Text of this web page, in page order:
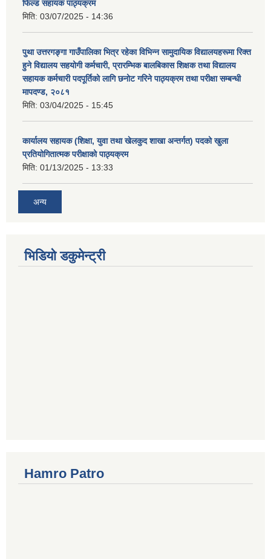
फिल्ड सहायक पाठ्यक्रम
मिति: 03/07/2025 - 14:36
पुथा उत्तरगङ्गा गाउँपालिका भित्र रहेका विभिन्न सामुदायिक विद्यालयहरूमा रिक्त
हुने विद्यालय सहयोगी कर्मचारी, प्रारम्भिक बालबिकास शिक्षक तथा विद्यालय
सहायक कर्मचारी पदपूर्तिको लागि छनोट गरिने पाठ्यक्रम तथा परीक्षा सम्बन्धी
मापदण्ड, २०८१
मिति: 03/04/2025 - 15:45
कार्यालय सहायक (शिक्षा, युवा तथा खेलकुद शाखा अन्तर्गत) पदको खुला
प्रतियोगितात्मक परीक्षाको पाठ्यक्रम
मिति: 01/13/2025 - 13:33
अन्य
भिडियो डकुमेन्ट्री
Hamro Patro